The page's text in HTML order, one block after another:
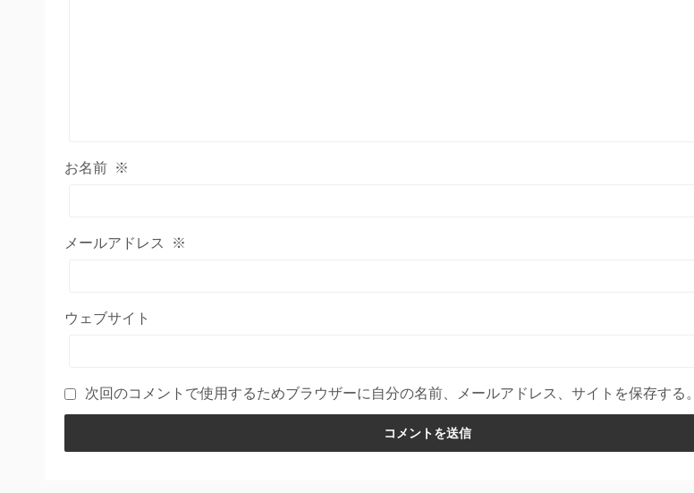
お名前 ※
メールアドレス ※
ウェブサイト
次回のコメントで使用するためブラウザーに自分の名前、メールアドレス、サイトを保存する。